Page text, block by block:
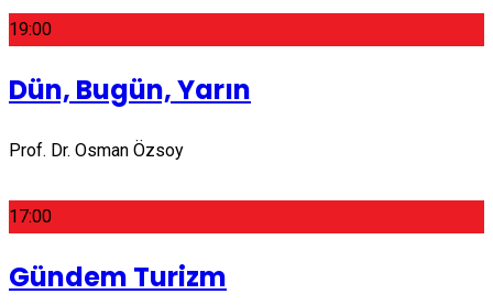
19:00
Dün, Bugün, Yarın
Prof. Dr. Osman Özsoy
17:00
Gündem Turizm